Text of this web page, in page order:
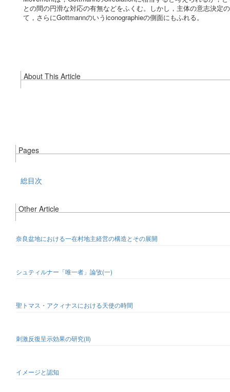
との間の円滑な対応の有無などをふくむ。しかし，主体の意志決
て，さらにGottmannのいうiconographieの側面にもふれる。
About This Article
Pages
総目次
Other Article
奈良盆地における一在村地主経営の構造とその展開
シュティルナー「唯一者」論攷(一)
聖トマス・アクィナスにおける天使の時間
刺激反復呈示効果の研究(II)
イメージと認知